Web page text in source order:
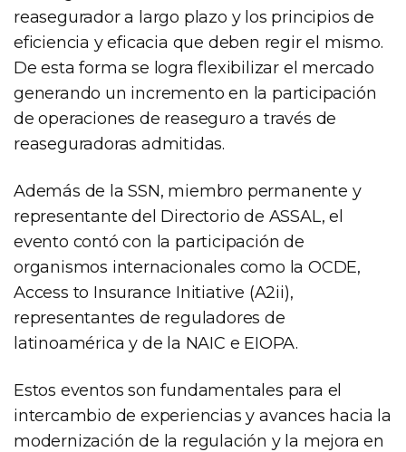
reasegurador a largo plazo y los principios de
eficiencia y eficacia que deben regir el mismo.
De esta forma se logra flexibilizar el mercado
generando un incremento en la participación
de operaciones de reaseguro a través de
reaseguradoras admitidas.
Además de la SSN, miembro permanente y
representante del Directorio de ASSAL, el
evento contó con la participación de
organismos internacionales como la OCDE,
Access to Insurance Initiative (A2ii),
representantes de reguladores de
latinoamérica y de la NAIC e EIOPA.
Estos eventos son fundamentales para el
intercambio de experiencias y avances hacia la
modernización de la regulación y la mejora en